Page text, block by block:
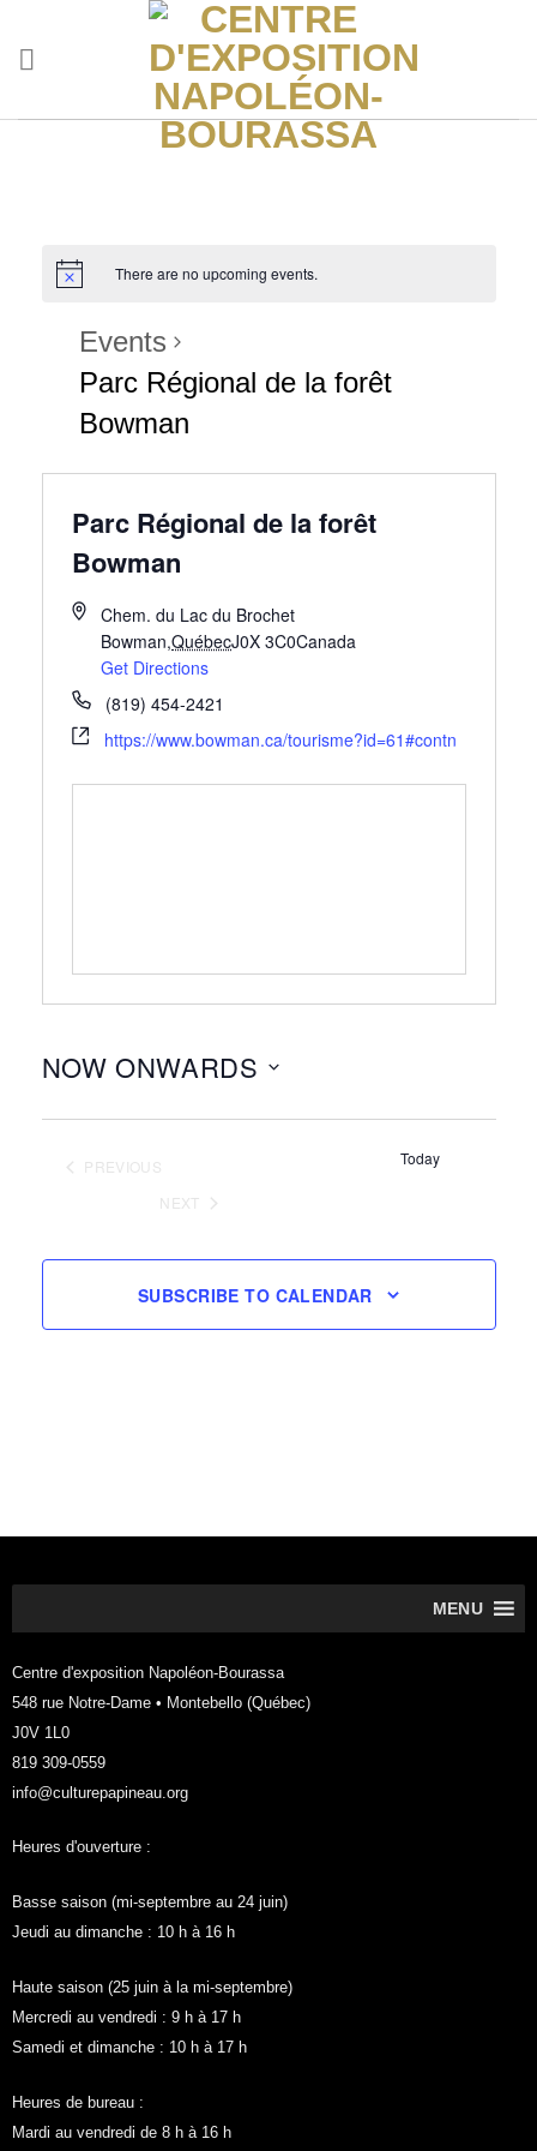
content
There are no upcoming events.
Events
Parc Régional de la forêt
Bowman
Parc Régional de la forêt
Bowman
Chem. du Lac du Brochet
Bowman,QuébecJ0X 3C0Canada
Get Directions
(819) 454-2421
https://www.bowman.ca/tourisme?id=61#contn
NOW ONWARDS
PREVIOUS
Today
NEXT
SUBSCRIBE TO CALENDAR
MENU
Centre d'exposition Napoléon-Bourassa
548 rue Notre-Dame • Montebello (Québec)
J0V 1L0
819 309-0559
info@culturepapineau.org
Heures d'ouverture :
Basse saison (mi-septembre au 24 juin)
Jeudi au dimanche : 10 h à 16 h
Haute saison (25 juin à la mi-septembre)
Mercredi au vendredi : 9 h à 17 h
Samedi et dimanche : 10 h à 17 h
Heures de bureau :
Mardi au vendredi de 8 h à 16 h